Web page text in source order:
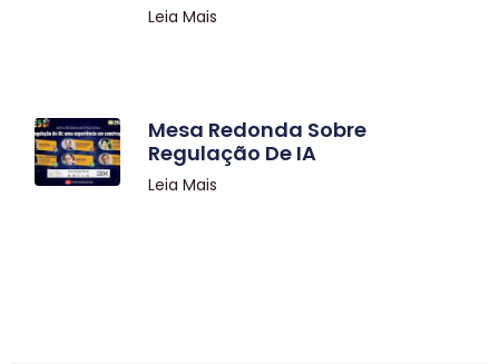
Leia Mais
Mesa Redonda Sobre
Regulação De IA
Leia Mais